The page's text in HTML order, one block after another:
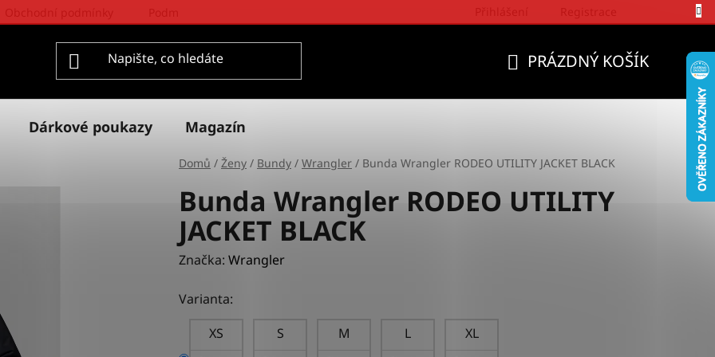
PRÁZDNÝ KOŠÍK
Dárkové poukazy Magazín
Domů / Ženy / Bundy / Wrangler / Bunda Wrangler RODEO UTILITY JACKET BLACK
Bunda Wrangler RODEO UTILITY
JACKET BLACK
Značka: Wrangler
Varianta:
XS
S M L XL